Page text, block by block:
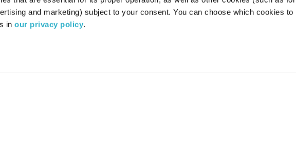
and marketing) subject to your consent. You can choose which cookies to
in our privacy policy.